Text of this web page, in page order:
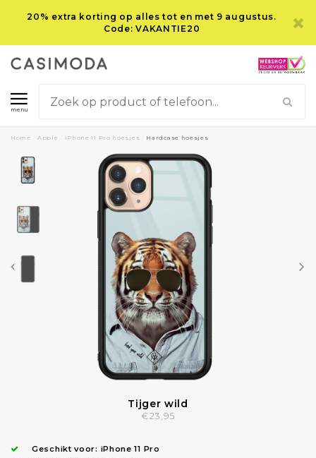
20% extra korting op alles tot en met 9 augustus.
Code: VAKANTIE20
menu
Home Apple iPhone 11 Pro hoesjes Hardcase hoesjes
Tijger wild
€23,95
Geschikt voor: iPhone 11 Pro